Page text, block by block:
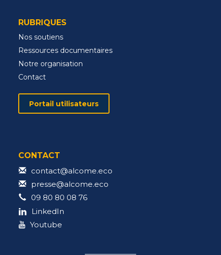
RUBRIQUES
Nos soutiens
Ressources documentaires
Notre organisation
Contact
Portail utilisateurs
CONTACT
contact@alcome.eco
presse@alcome.eco
09 80 80 08 76
LinkedIn
Youtube